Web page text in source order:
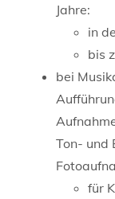
Jahre:
in
bis
bei
Ton- und
für